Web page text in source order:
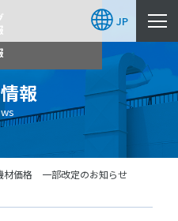
JP
報
材価格 一部改定のお知らせ